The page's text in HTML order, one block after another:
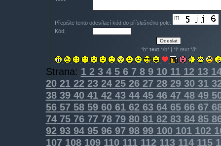
Přepište tento odesílací kód do příslušného pole:
Kód:
*b* text*/b* | *i* text*/i*
Strana: 12345678910111213
202122232425262728293031
383940414243444546474849
565758596061626364656667
747576777879808182838485
9293949596979899100101102
107108109110111112113114115